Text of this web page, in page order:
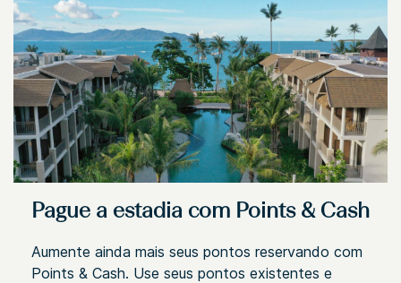
Pague a estadia com Points & Cash
Aumente ainda mais seus pontos reservando com
Points & Cash. Use seus pontos existentes e